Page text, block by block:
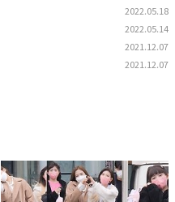
2022.05.18
2022.05.14
2021.12.07
2021.12.07